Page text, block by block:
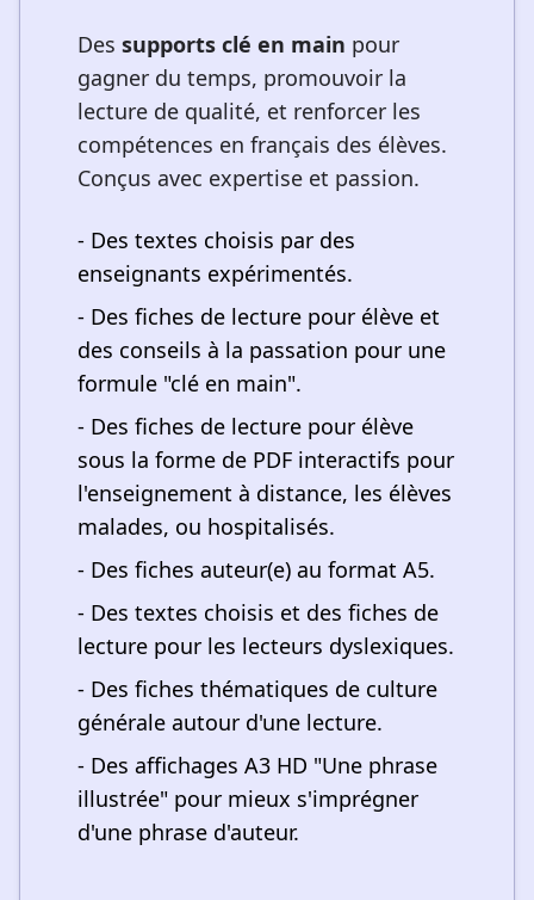
Des supports clé en main pour
gagner du temps, promouvoir la
lecture de qualité, et renforcer les
compétences en français des élèves.
Conçus avec expertise et passion.
- Des textes choisis par des
enseignants expérimentés.
- Des fiches de lecture pour élève et
des conseils à la passation pour une
formule "clé en main".
- Des fiches de lecture pour élève
sous la forme de PDF interactifs pour
l'enseignement à distance, les élèves
malades, ou hospitalisés.
- Des fiches auteur(e) au format A5.
- Des textes choisis et des fiches de
lecture pour les lecteurs dyslexiques.
- Des fiches thématiques de culture
générale autour d'une lecture.
- Des affichages A3 HD "Une phrase
illustrée" pour mieux s'imprégner
d'une phrase d'auteur.